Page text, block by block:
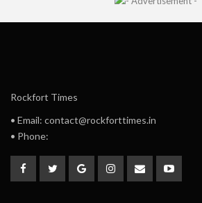
Rockfort Times
• Email: contact@rockforttimes.in
• Phone: